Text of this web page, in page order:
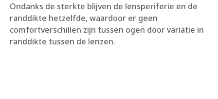
Ondanks de sterkte blijven de lensperiferie en de
randdikte hetzelfde, waardoor er geen
comfortverschillen zijn tussen ogen door variatie in
randdikte tussen de lenzen.